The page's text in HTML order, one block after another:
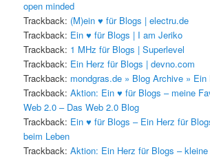
open minded
Trackback: (M)ein ♥ für Blogs | electru.de
Trackback: Ein ♥ für Blogs | I am Jeriko
Trackback: 1 MHz für Blogs | Superlevel
Trackback: Ein Herz für Blogs | devno.com
Trackback: mondgras.de » Blog Archive » Ein
Trackback:Aktion: Ein ♥ für Blogs – meine
Web 2.0 – Das Web 2.0 Blog
Trackback: Ein ♥ für Blogs – Ein Herz für
beim Leben
Trackback:Aktion: Ein Herz für Blogs –